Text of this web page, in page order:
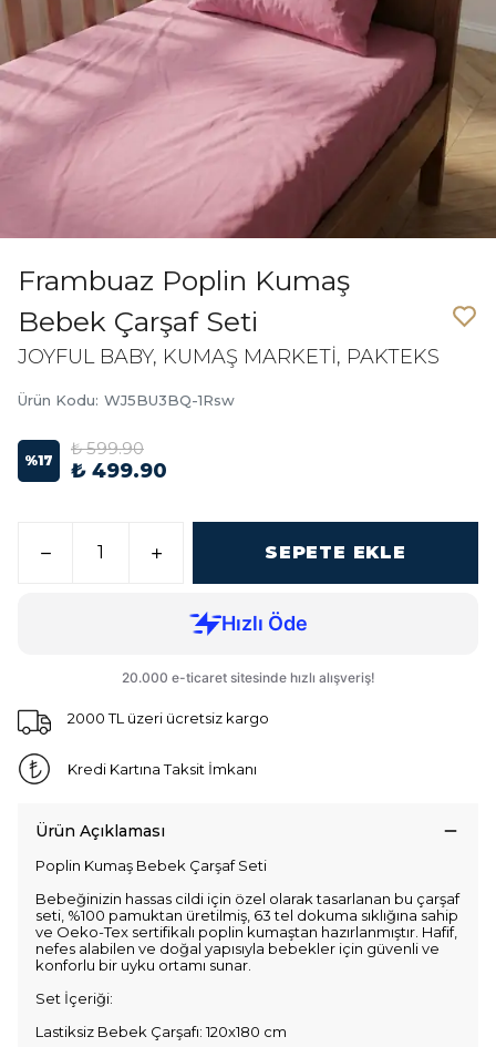
Frambuaz Poplin Kumaş
Bebek Çarşaf Seti
JOYFUL BABY, KUMAŞ MARKETİ, PAKTEKS
Ürün Kodu: WJ5BU3BQ-1Rsw
%17
₺ 599.90
₺ 499.90
SEPETE EKLE
2000 TL üzeri ücretsiz kargo
Kredi Kartına Taksit İmkanı
Ürün Açıklaması
Poplin Kumaş Bebek Çarşaf Seti
Bebeğinizin hassas cildi için özel olarak tasarlanan bu çarşaf
seti, %100 pamuktan üretilmiş, 63 tel dokuma sıklığına sahip
ve Oeko-Tex sertifikalı poplin kumaştan hazırlanmıştır. Hafif,
nefes alabilen ve doğal yapısıyla bebekler için güvenli ve
konforlu bir uyku ortamı sunar.
Set İçeriği:
Lastiksiz Bebek Çarşafı: 120x180 cm